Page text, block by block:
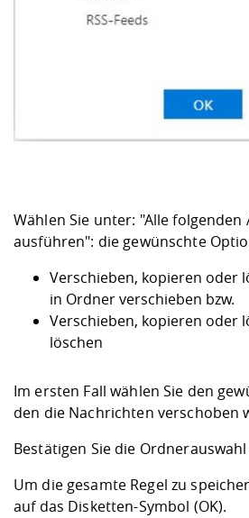
Wählen Sie unter: "Alle folgenden
ausführen": die gewünschte
Verschieben, kopieren oder
in Ordner verschieben bzw.
Verschieben, kopieren oder
löschen
Im ersten Fall wählen Sie den
den die Nachrichten verschoben
Bestätigen Sie die
Um die gesamte Regel zu
auf das Disketten-Symbol (OK).